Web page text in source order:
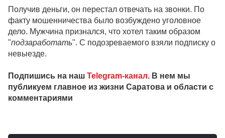
Получив деньги, он перестал отвечать на звонки. По
факту мошенничества было возбуждено уголовное
дело. Мужчина признался, что хотел таким образом
"подзаработать". С подозреваемого взяли подписку о
невыезде.
Подпишись на наш Telegram-канал. В нем мы
публикуем главное из жизни Саратова и области с
комментариями